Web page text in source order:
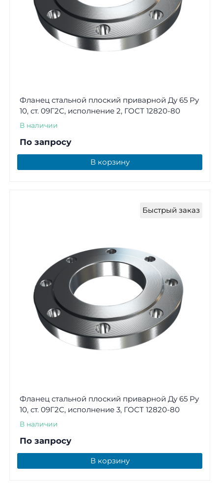
Фланец стальной плоский приварной Ду 65 Ру
10, ст. 09Г2С, исполнение 2, ГОСТ 12820-80
В наличии
По запросу
В корзину
Быстрый заказ
Фланец стальной плоский приварной Ду 65 Ру
10, ст. 09Г2С, исполнение 3, ГОСТ 12820-80
В наличии
По запросу
В корзину